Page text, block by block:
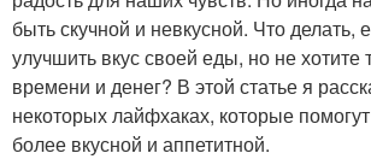
быть скучной и невкусной. Что делать,
улучшить вкус своей еды, но не хотите
времени и денег? В этой статье я
некоторых лайфхаках, которые
более вкусной и аппетитной.